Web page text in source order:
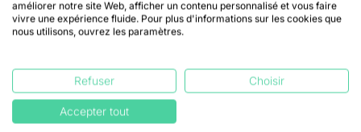
permet dedigitaliser dans le cycle order to cashla
partie poste clients. Grâce à laBusiness
Concrètement, avecLeanPay, les PME disposent
d'un outil de suivi et de relances dans lequel la
saisie des données de facturation et le
améliorer notre site Web, afficher un contenu personnalisé et vous faire
vivre une expérience fluide. Pour plus d'informations sur les cookies que
nous utilisons, ouvrez les paramètres.
Refuser Choisir
Accepter tout